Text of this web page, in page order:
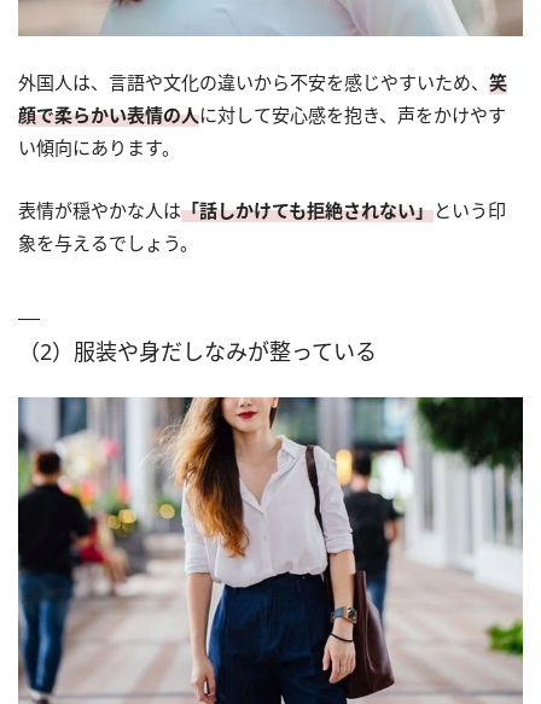
外国人は、言語や文化の違いから不安を感じやすいため、 笑
顔で柔らかい表情の人に対して安心感を抱き、声をかけやす
い傾向にあります。
表情が穏やかな人は「話しかけても拒絶されない」という印
象を与えるでしょう。
（2）服装や身だしなみが整っている